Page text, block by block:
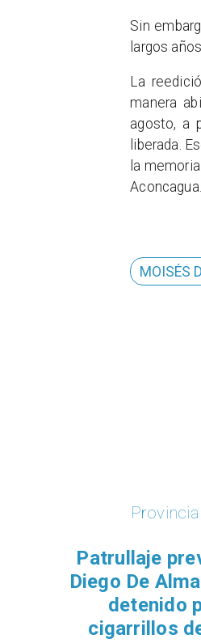
Sin
largos
La
manera
agosto, a
liberada.
la
Aconcagua.
MOISÉS
​Patrullaje
Diego De
detenido
cigarrillos